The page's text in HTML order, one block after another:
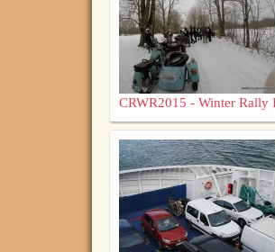
CRWR2015 - Winter Rally